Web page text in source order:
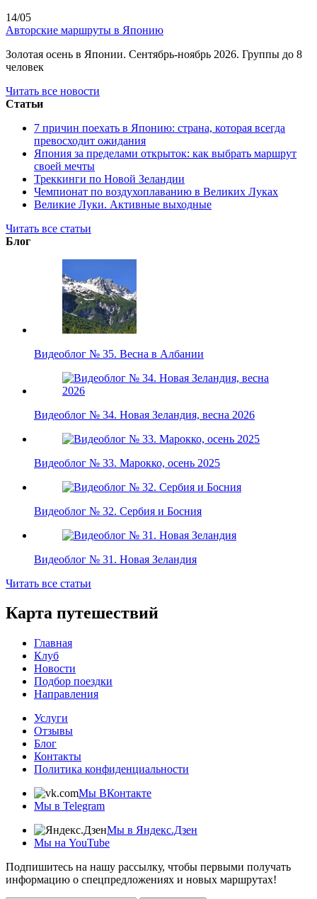
14/05
Авторские маршруты в Японию
Золотая осень в Японии. Сентябрь-ноябрь 2026. Группы до 8
человек
Читать все новости
Статьи
7 причин поехать в Японию: страна, которая всегда
превосходит ожидания
Япония за пределами открыток: как выбрать маршрут
своей мечты
Треккинги по Новой Зеландии
Чемпионат по воздухоплаванию в Великих Луках
Великие Луки. Активные выходные
Читать все статьи
Блог
Видеоблог № 35. Весна в Албании
Видеоблог № 34. Новая Зеландия, весна 2026
Видеоблог № 33. Марокко, осень 2025
Видеоблог № 32. Сербия и Босния
Видеоблог № 31. Новая Зеландия
Читать все статьи
Карта путешествий
Главная
Клуб
Новости
Подбор поездки
Направления
Услуги
Отзывы
Блог
Контакты
Политика конфиденциальности
Мы ВКонтакте
Мы в Telegram
Мы в Яндекс.Дзен
Мы на YouTube
Подпишитесь на нашу рассылку, чтобы первыми получать
информацию о спецпредложениях и новых маршрутах!